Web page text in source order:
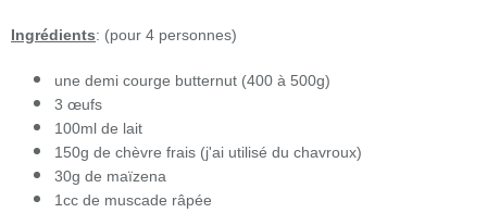
Ingrédients: (pour 4 personnes)
une demi courge butternut (400 à 500g)
3 œufs
100ml de lait
150g de chèvre frais (j'ai utilisé du chavroux)
30g de maïzena
1cc de muscade râpée